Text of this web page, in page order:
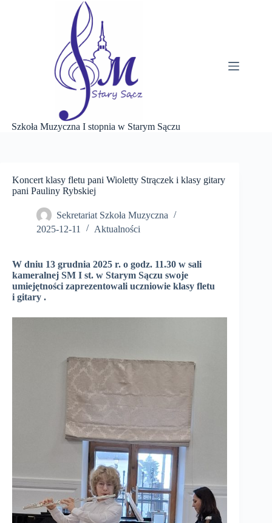
Szkoła Muzyczna I stopnia w Starym Sączu
Koncert klasy fletu pani Wioletty Strączek i klasy gitary
pani Pauliny Rybskiej
Sekretariat Szkoła Muzyczna
2025-12-11
Aktualności
W dniu 13 grudnia 2025 r. o godz. 11.30 w sali
kameralnej SM I st. w Starym Sączu swoje
umiejętności zaprezentowali uczniowie klasy fletu
i gitary .